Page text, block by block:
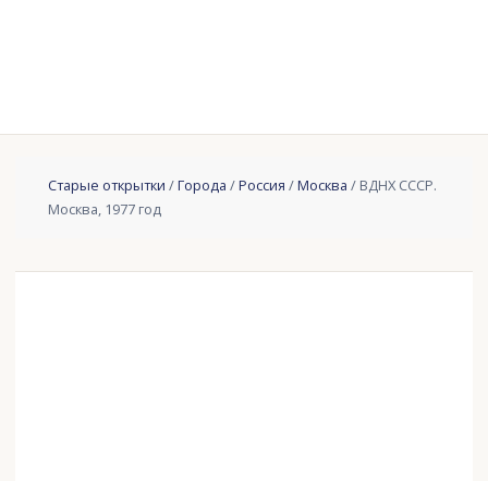
Старые открытки /Города /Россия /Москва / ВДНХ СССР.
Москва, 1977 год